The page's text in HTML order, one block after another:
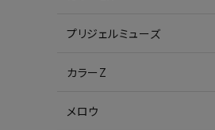
プリジェルミューズ
カラーZ
メロウ